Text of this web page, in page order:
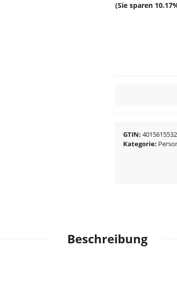
GTIN
Kategorie
(Sie sparen
Beschreibung